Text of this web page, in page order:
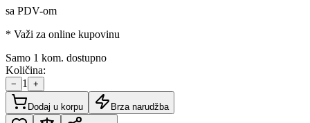
sa PDV-om
* Važi za online kupovinu
Samo 1 kom. dostupno
Količina:
− 1 +
Dodaj u korpu Brza narudžba